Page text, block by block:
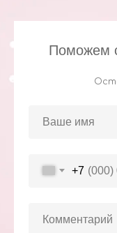
Поможем
+7